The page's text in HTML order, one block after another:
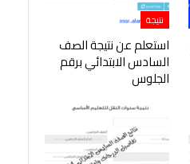
نتيجة
استعلم عن نتيجة الصف
السادس الابتدائي برقم
الجلوس